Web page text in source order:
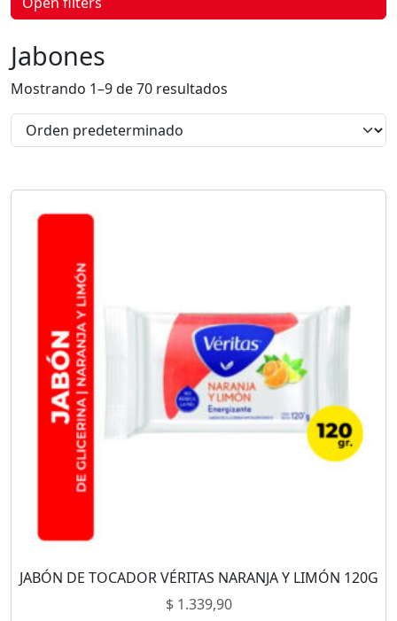
d
u
c
t
o
Jabones
Mostrando 1–9 de 70 resultados
JABÓN DE TOCADOR VÉRITAS NARANJA Y LIMÓN 120G
$1.339,90